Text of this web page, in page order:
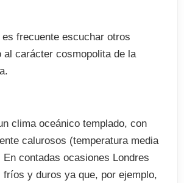
es frecuente escuchar otros
al carácter cosmopolita de la
clima oceánico templado, con
calurosos (temperatura media
En contadas ocasiones Londres
y duros ya que, por ejemplo,